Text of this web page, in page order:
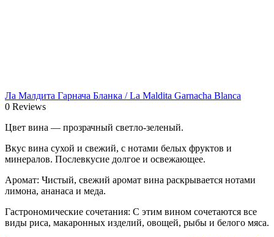
Ла Малдита Гарнача Бланка / La Maldita Garnacha Blanca
0 Reviews
Цвет вина — прозрачный светло-зеленый.
Вкус вина сухой и свежий, с нотами белых фруктов и
минералов. Послевкусие долгое и освежающее.
Аромат: Чистый, свежий аромат вина раскрывается нотами
лимона, ананаса и меда.
Гастрономические сочетания: С этим вином сочетаются все
виды риса, макаронных изделий, овощей, рыбы и белого мяса.